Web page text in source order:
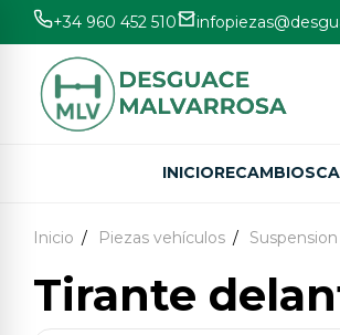
+34 960 452 510
INICIORECAMBIOS
Inicio Piezas vehículos
Tirante